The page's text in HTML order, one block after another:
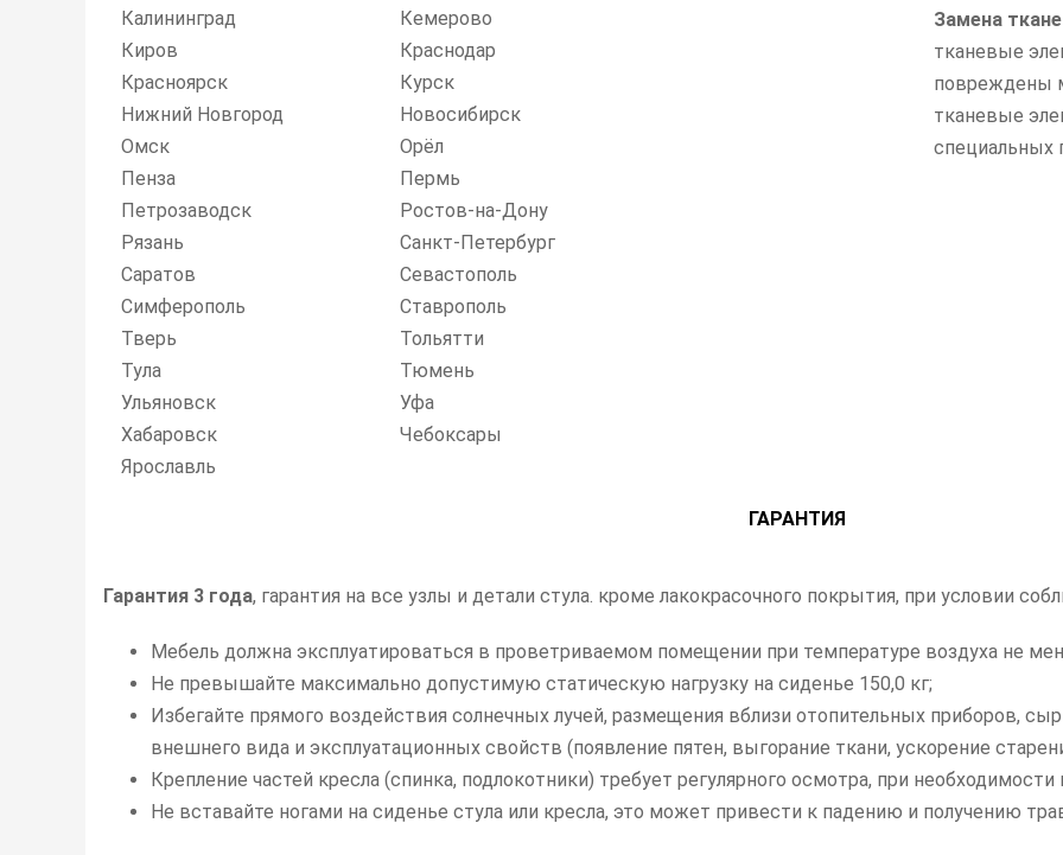
Калининград
Кемерово
Киров
Краснодар
Красноярск
Курск
Нижний Новгород
Новосибирск
Омск
Орёл
Пенза
Пермь
Петрозаводск
Ростов-на-Дону
Рязань
Санкт-Петербург
Саратов
Севастополь
Симферополь
Ставрополь
Тверь
Тольятти
Тула
Тюмень
Ульяновск
Уфа
Хабаровск
Чебоксары
Ярославль
Замена
тканевые
повреждены
тканевые
специальных
ГАРАНТИЯ
Гарантия 3 года, гарантия на все узлы и детали стула. кроме лакокрасочного покрытия, при условии
Мебель должна эксплуатироваться в проветриваемом помещении при температуре воздуха не
Не превышайте максимально допустимую статическую нагрузку на сиденье 150,0 кг;
Избегайте прямого воздействия солнечных лучей, размещения вблизи отопительных приборов,
внешнего вида и эксплуатационных свойств (появление пятен, выгорание ткани, ускорение
Крепление частей кресла (спинка, подлокотники) требует регулярного осмотра, при
Не вставайте ногами на сиденье стула или кресла, это может привести к падению и получению